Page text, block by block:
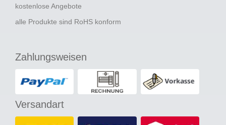
kostenlose Angebote
alle Produkte sind RoHS konform
Zahlungsweisen
Versandart